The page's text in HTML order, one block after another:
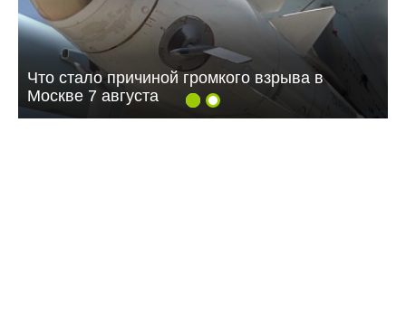
Что стало причиной громкого взрыва в
Москве 7 августа